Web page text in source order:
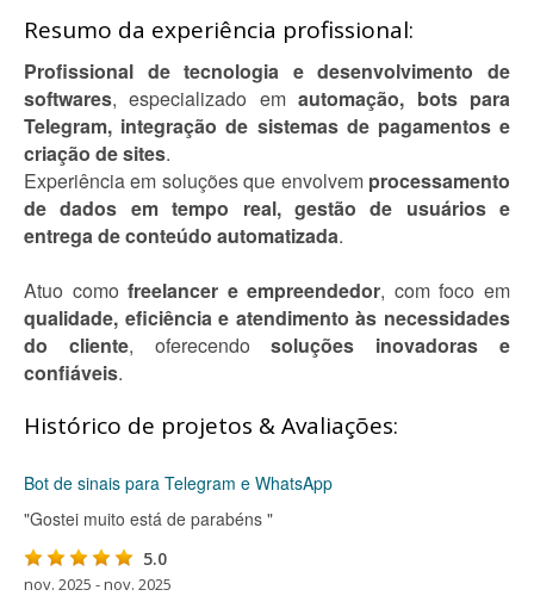
Resumo da experiência profissional:
Profissional de tecnologia e desenvolvimento de
softwares, especializado emautomação, bots para
Telegram, integração de sistemas de pagamentos e
criação de sites.
Experiência em soluções que envolvem processamento
de dados em tempo real, gestão de usuários e
entrega de conteúdo automatizada.
Atuo comofreelancer e empreendedor, com foco em
qualidade, eficiência e atendimento às necessidades
do cliente, oferecendosoluções inovadoras e
confiáveis.
Histórico de projetos & Avaliações:
Bot de sinais para Telegram e WhatsApp
"Gostei muito está de parabéns "
5.0
nov. 2025 - nov. 2025